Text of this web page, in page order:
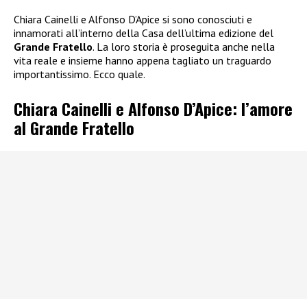
Chiara Cainelli e Alfonso D’Apice si sono conosciuti e
innamorati all’interno della Casa dell’ultima edizione del
Grande Fratello. La loro storia è proseguita anche nella
vita reale e insieme hanno appena tagliato un traguardo
importantissimo. Ecco quale.
Chiara Cainelli e Alfonso D’Apice: l’amore
al Grande Fratello